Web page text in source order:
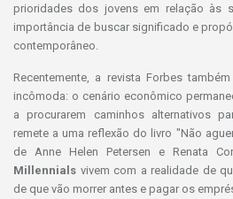
prioridades dos jovens em relação às
importância de buscar significado e
contemporâneo.
Recentemente, a revista Forbes
incômoda: o cenário econômico
a procurarem caminhos alternativos
remete a uma reflexão do livro "Não
de Anne Helen Petersen e Renata
Millennials vivem com a realidade de
de que vão morrer antes e pagar os